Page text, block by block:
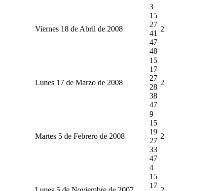
Viernes 18 de Abril de 2008
3
15
27
41
47
48
2
Lunes 17 de Marzo de 2008
15
17
27
28
38
47
2
Martes 5 de Febrero de 2008
9
15
19
27
33
47
2
4
15
17